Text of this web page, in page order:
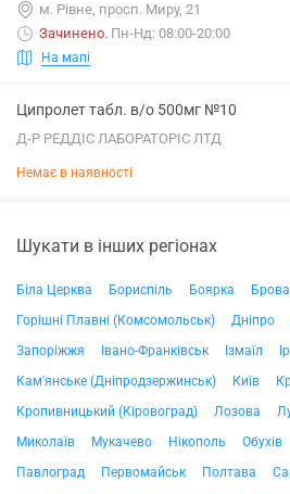
м. Рівне, просп. Миру, 21
Зачинено. Пн-Нд: 08:00-20:00
На мапі
Ципролет табл. в/о 500мг №10
Д-Р РЕДДІС ЛАБОРАТОРІС ЛТД
Немає в наявності
Шукати в інших регіонах
Біла Церква Бориспіль Боярка
Горішні Плавні (Комсомольськ)
Дніпро
Запоріжжя
Івано-Франківськ Ізмаїл
Кам'янське (Дніпродзержинськ)
Київ
Кропивницький (Кіровоград)
Лозова
Миколаїв
Мукачево Нікополь Обухів
Павлоград
Первомайськ Полтава